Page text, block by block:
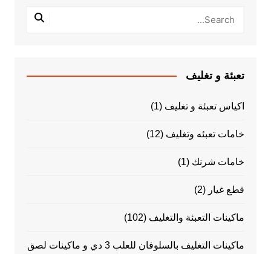
تعبئة و تغليف
اكياس تعبئة و تغليف (1)
خامات تعبئه وتغليف (12)
خامات شرنك (1)
قطع غيار (2)
ماكينات التعبئة والتغليف (102)
ماكينات التغليف بالسلوفان للعلب 3 دي و ماكينات لصق